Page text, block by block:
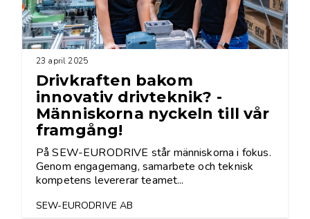
23 april 2025
Drivkraften bakom
innovativ drivteknik? -
Människorna nyckeln till vår
framgång!
På SEW-EURODRIVE står människorna i fokus.
Genom engagemang, samarbete och teknisk
kompetens levererar teamet...
SEW-EURODRIVE AB